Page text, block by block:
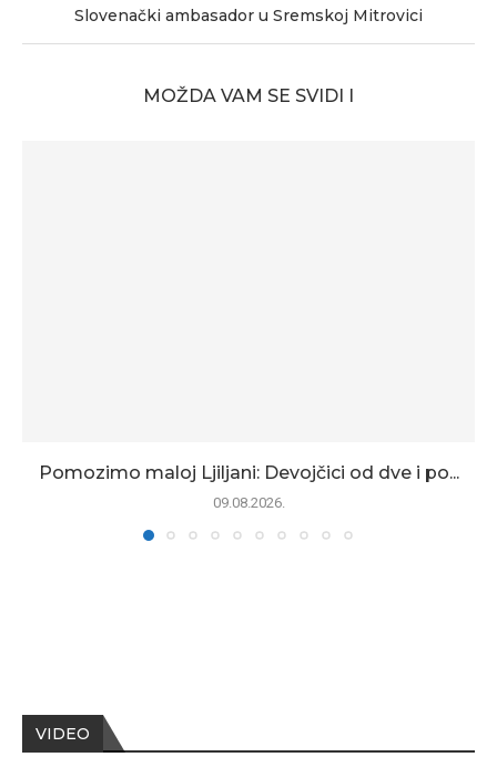
Slovenački ambasador u Sremskoj Mitrovici
MOŽDA VAM SE SVIDI I
Pomozimo maloj Ljiljani: Devojčici od dve i po...
09.08.2026.
VIDEO